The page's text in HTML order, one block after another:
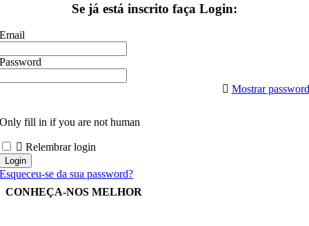
Se já está inscrito faça Login:
Email
Password
Mostrar password
Only fill in if you are not human
Relembrar login
Esqueceu-se da sua password?
CONHEÇA-NOS MELHOR